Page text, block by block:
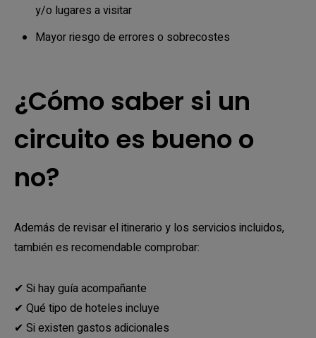
y/o lugares a visitar
Mayor riesgo de errores o sobrecostes
¿Cómo saber si un
circuito es bueno o
no?
Además de revisar el itinerario y los servicios incluidos,
también es recomendable comprobar:
✔ Si hay guía acompañante
✔ Qué tipo de hoteles incluye
✔ Si existen gastos adicionales